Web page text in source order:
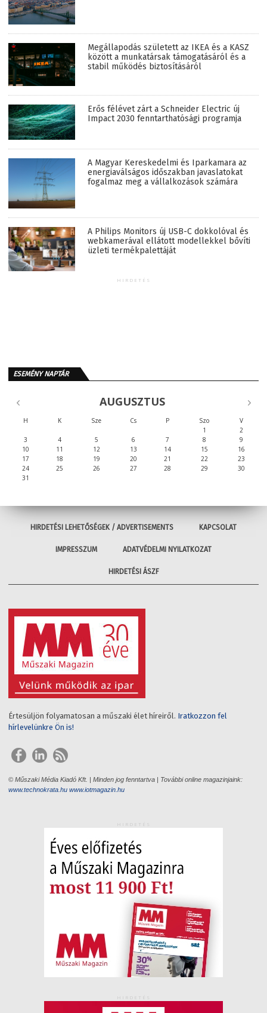
Megállapodás született az IKEA és a KASZ
között a munkatársak támogatásáról és a
stabil működés biztosításáról
Erős félévet zárt a Schneider Electric új
Impact 2030 fenntarthatósági programja
A Magyar Kereskedelmi és Iparkamara az
energiaválságos időszakban javaslatokat
fogalmaz meg a vállalkozások számára
A Philips Monitors új USB-C dokkolóval és
webkamerával ellátott modellekkel bővíti
üzleti termékpalettáját
HIRDETÉS
ESEMÉNY NAPTÁR
AUGUSZTUS
H K Sze Cs P Szo
V
1
2
3
4 5 6 7 8
9
10
11 12 13 14 15
16
17
18 19 20 21 22
23
24
25 26 27 28 29
30
31
HIRDETÉSI LEHETŐSÉGEK / ADVERTISEMENTS KAPCSOLAT
IMPRESSZUM ADATVÉDELMI NYILATKOZAT
HIRDETÉSI ÁSZF
Értesüljön folyamatosan a műszaki élet híreiről. Iratkozzon fel
hírlevelünkre Ön is!
© Műszaki Média Kiadó Kft. | Minden jog fenntartva | További online magazinjaink:
www.technokrata.hu www.iotmagazin.hu
HIRDETÉS
HIRDETÉS